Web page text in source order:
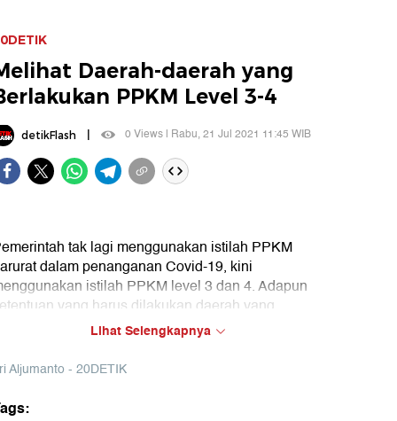
Daerah-daerah yang
PPKM Level 3-4
detikFlash| 0 Views | Rabu, 21 Jul 2021 11:45 WIB
tak lagi menggunakan istilah PPKM
dalam penanganan Covid-19, kini
istilah PPKM level 3 dan 4. Adapun
yang harus dilakukan daerah yang
menerapkan PPKM level 3 dan 4 sebagai berikut:
Lihat Selengkapnya
Aljumanto - 20DETIK